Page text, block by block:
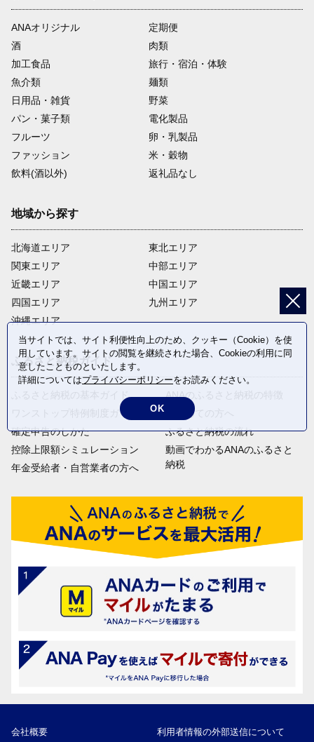
ANAオリジナル
定期便
酒
肉類
加工食品
旅行・宿泊・体験
魚介類
麺類
日用品・雑貨
野菜
パン・菓子類
電化製品
フルーツ
卵・乳製品
ファッション
米・穀物
飲料(酒以外)
返礼品なし
地域から探す
北海道エリア
関東エリア
近畿エリア
四国エリア
沖縄エリア
東北エリア
中部エリア
中国エリア
九州エリア
ふるさと納税ガイド
ふるさと納税の基本ガイド
ワンストップ特例制度ガイド
確定申告のしかた
控除上限額シミュレーション
年金受給者・自営業者の方へ
ANAのふるさと納税の特徴
はじめての方へ
ふるさと納税の流れ
動画でわかるANAのふるさと
納税
会社概要 利用者情報の外部送信について
当サイトでは、サイト利便性向上のため、クッキー（Cookie）を使
用しています。サイトの閲覧を継続された場合、Cookieの利用に同
意したことものといたします。
詳細についてはプライバシーポリシーをお読みください。
OK